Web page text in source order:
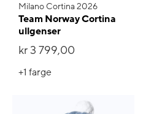
Milano Cortina 2026
Team Norway Cortina
ullgenser
kr 3 799,00
+1 farge